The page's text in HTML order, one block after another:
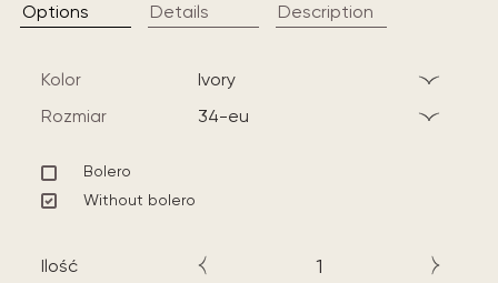
Options Details Description
Kolor
ivory
Rozmiar
34-eu
Bolero
Without bolero
Ilość